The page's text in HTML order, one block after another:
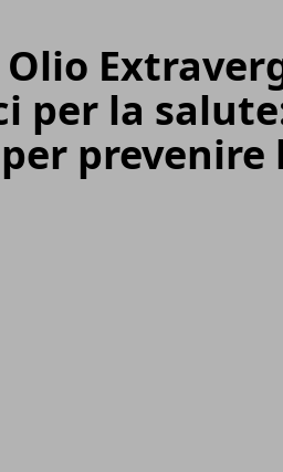
per la
prevenire